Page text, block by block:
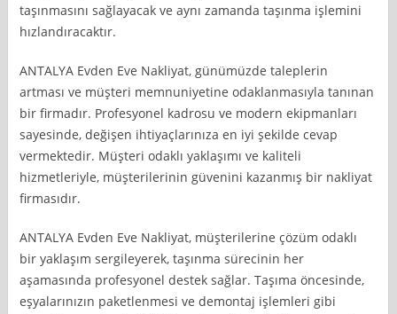
taşınmasını sağlayacak ve aynı zamanda taşınma işlemini
hızlandıracaktır.
ANTALYA Evden Eve Nakliyat, günümüzde taleplerin
artması ve müşteri memnuniyetine odaklanmasıyla tanınan
bir firmadır. Profesyonel kadrosu ve modern ekipmanları
sayesinde, değişen ihtiyaçlarınıza en iyi şekilde cevap
vermektedir. Müşteri odaklı yaklaşımı ve kaliteli
hizmetleriyle, müşterilerinin güvenini kazanmış bir nakliyat
firmasıdır.
ANTALYA Evden Eve Nakliyat, müşterilerine çözüm odaklı
bir yaklaşım sergileyerek, taşınma sürecinin her
aşamasında profesyonel destek sağlar. Taşıma öncesinde,
eşyalarınızın paketlenmesi ve demontaj işlemleri gibi